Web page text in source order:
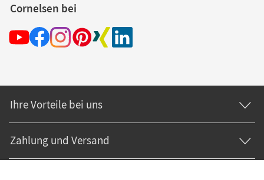
Cornelsen bei
Ihre Vorteile bei uns
Zahlung und Versand